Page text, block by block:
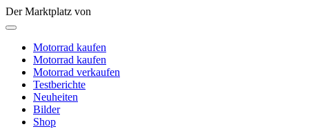
Der Marktplatz von
Motorrad kaufen
Motorrad kaufen
Motorrad verkaufen
Testberichte
Neuheiten
Bilder
Shop